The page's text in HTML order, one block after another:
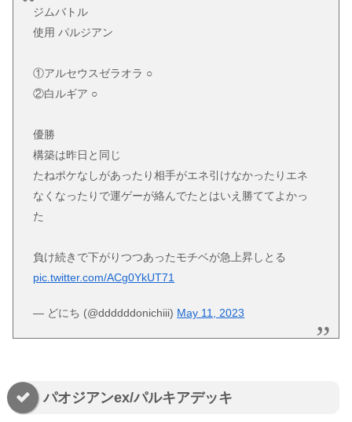
ジムバトル
使用 パルジアン
①アルセウスゼラオラ ○
②白ルギア ○
優勝
構築は昨日と同じ
たねポケなしがあったり相手がエネ引けなかったりエネ
なくなったりで運ゲーが絡んでたとはいえ勝ててよかっ
た
負け続きで下がりつつあったモチベが急上昇しとる
pic.twitter.com/ACg0YkUT71
— どにち (@ddddddonichiii) May 11, 2023
パオジアンex/パルキアデッキ